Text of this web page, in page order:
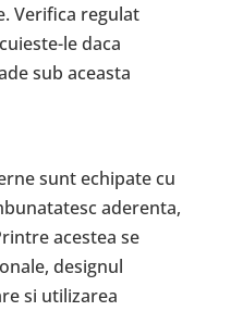
Verifica regulat
le daca
sub aceasta
sunt echipate cu
aderenta,
acestea se
designul
si utilizarea